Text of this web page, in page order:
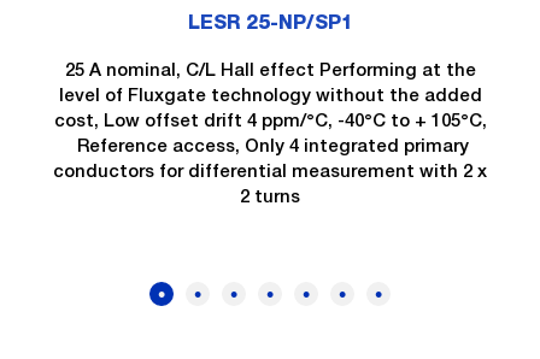
LESR 25-NP/SP1
25 A nominal, C/L Hall effect Performing at the
level of Fluxgate technology without the added
cost, Low offset drift 4 ppm/°C, -40°C to + 105°C,
Reference access, Only 4 integrated primary
conductors for differential measurement with 2 x
2 turns